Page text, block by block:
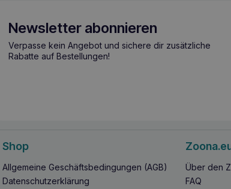
Newsletter abonnieren
Verpasse kein Angebot und sichere dir zusätzliche
Rabatte auf Bestellungen!
Shop
Allgemeine Geschäftsbedingungen (AGB)
Datenschutzerklärung
Über den
FAQ